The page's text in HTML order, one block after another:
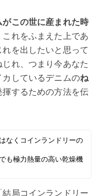
この世に産まれた時
これをふまえた上であ
を出したいと思って
れ、つまり今あなた
しているデニムのね
するための方法を伝
なくコインランドリーの
も極力熱量の高い乾燥機
局コインランドリー